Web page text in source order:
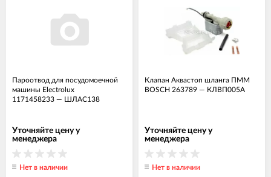
Пароотвод для посудомоечной
машины Electrolux
1171458233 — ШЛАС138
Уточняйте цену у
менеджера
Нет в наличии
Клапан Аквастоп шланга ПММ
BOSCH 263789 — КЛВП005А
Уточняйте цену у
менеджера
Нет в наличии